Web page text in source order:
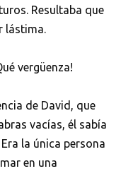
Resultaba que
lástima.
vergüenza!
de David, que
vacías, él sabía
la única persona
en una